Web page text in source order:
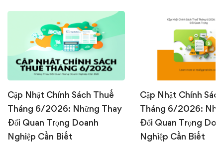
Cập Nhật Chính Sách Thuế
Tháng 6/2026: Những Thay
Đổi Quan Trọng Doanh
Nghiệp Cần Biết
Cập Nhật Chính
Tháng 6/2026:
Đổi Quan Trọng
Nghiệp Cần Biết